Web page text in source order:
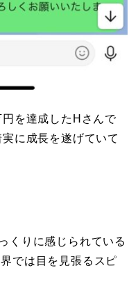
を達成したHさんで
に成長を遂げていて
くりに感じられている
では目を見張るスピ